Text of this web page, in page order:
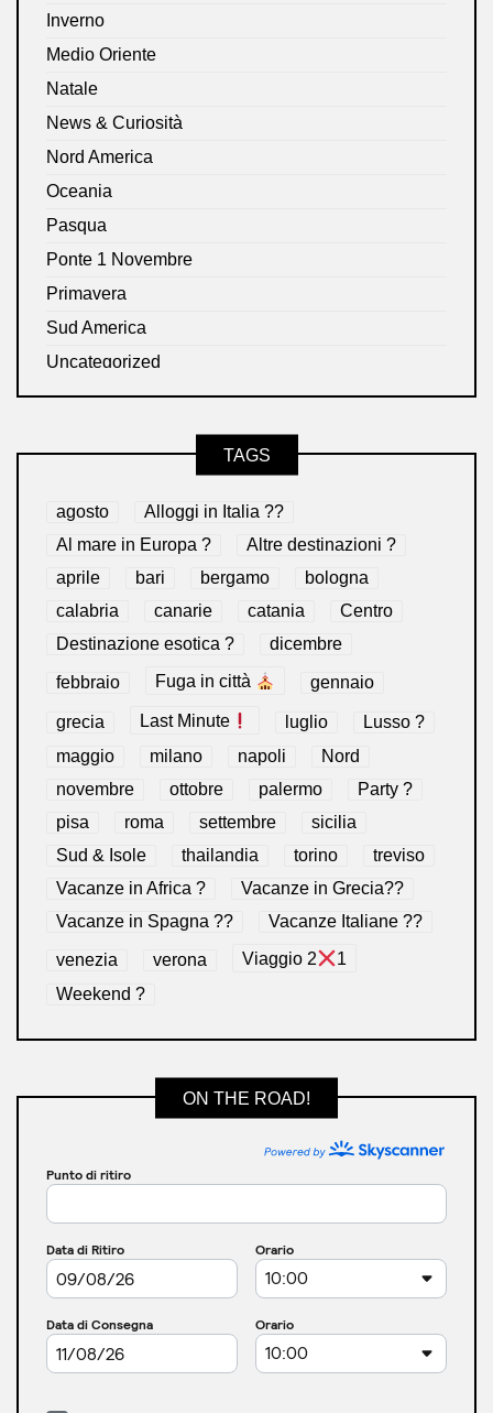
Inverno
Medio Oriente
Natale
News & Curiosità
Nord America
Oceania
Pasqua
Ponte 1 Novembre
Primavera
Sud America
Uncategorized
TAGS
agosto
Alloggi in Italia ??
Al mare in Europa ?️
Altre destinazioni ?
aprile
bari bergamo
bologna
calabria
canarie catania
Centro
Destinazione esotica ?
dicembre
febbraio Fuga in città gennaio
grecia Last Minute luglio
Lusso ?
maggio
milano napoli
Nord
novembre
ottobre palermo
Party ?
pisa
roma settembre
sicilia
Sud & Isole
thailandia torino
treviso
Vacanze in Africa ?
Vacanze in Grecia??
Vacanze in Spagna ??
Vacanze Italiane ??
venezia verona Viaggio 2
1
Weekend ?
ON THE ROAD!